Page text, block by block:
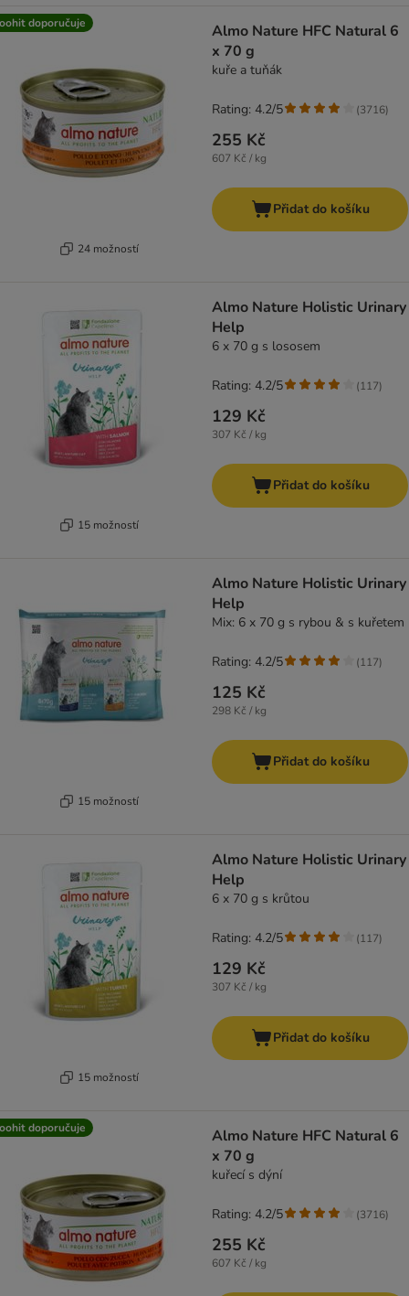
doporučuje
24 možností
Almo Nature HFC Natural 6
x 70 g
kuře a tuňák
255 Kč
607 Kč / kg
Rating: 4.2/5 (3716)
Přidat do košíku
15 možností
Almo Nature Holistic Urinary
Help
6 x 70 g s lososem
129 Kč
307 Kč / kg
Rating: 4.2/5 (117)
Přidat do košíku
15 možností
Almo Nature Holistic Urinary
Help
Mix: 6 x 70 g s rybou & s kuřetem
125 Kč
298 Kč / kg
Rating: 4.2/5 (117)
Přidat do košíku
15 možností
Almo Nature Holistic Urinary
Help
6 x 70 g s krůtou
129 Kč
307 Kč / kg
Rating: 4.2/5 (117)
Přidat do košíku
doporučuje
Almo Nature HFC Natural 6
x 70 g
kuřecí s dýní
255 Kč
607 Kč / kg
Rating: 4.2/5 (3716)